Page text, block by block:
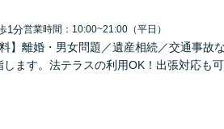
1分営業時間：10:00~21:00（平日）
】離婚・男女問題／遺産相続／交通事故
ます。法テラスの利用OK！出張対応も